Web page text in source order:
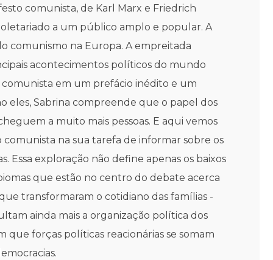
comunista, de Karl Marx e Friedrich
a um público amplo e popular. A
comunismo na Europa. A empreitada
acontecimentos políticos do mundo
em um prefácio inédito e um
eles, Sabrina compreende que o papel dos
a muito mais pessoas. E aqui vemos
na sua tarefa de informar sobre os
Essa exploração não define apenas os baixos
que estão no centro do debate acerca
transformaram o cotidiano das famílias -
ainda mais a organização política dos
forças políticas reacionárias se somam